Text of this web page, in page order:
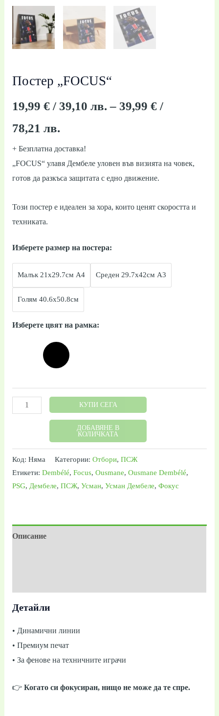
Постер „FOCUS“
19,99€ / 39,10 лв.– 39,99€ /
78,21 лв.
/
+ Безплатна доставка!
„FOCUS“ улавя Дембеле уловен във визията на човек,
готов да разкъса защитата с едно движение.
Този постер е идеален за хора, които ценят скоростта и
техниката.
Изберете размер на постера:
Малък 21x29.7см А4 Среден 29.7x42см А3
Голям 40.6x50.8см
Изберете цвят на рамка:
КУПИ СЕГА
ДОБАВЯНЕ В
КОЛИЧКАТА
Код:Няма Категории:Отбори,ПСЖ
Етикети:Dembélé,Focus,Ousmane,Ousmane Dembélé,
PSG, Дембеле,ПСЖ,Усман,Усман Дембеле,Фокус
Описание
Детайли
• Динамични линии
• Премиум печат
• За фенове на техничните играчи
👉Когато си фокусиран, нищо не може да те спре.